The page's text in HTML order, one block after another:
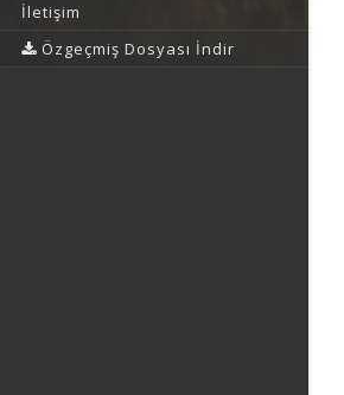
İletişim
Özgeçmiş Dosyası İndir